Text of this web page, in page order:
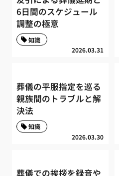
6日間のスケジュール
調整の極意
2026.03.31
知識
葬儀の平服指定を巡る
親族間のトラブルと解
決法
2026.03.30
知識
葬儀での挨拶を録音や